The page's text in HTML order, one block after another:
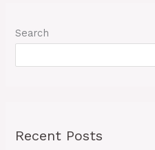
Search
Recent Posts